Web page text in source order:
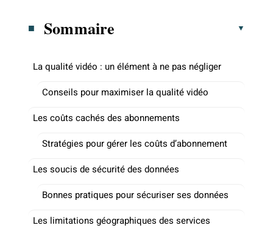
Sommaire
La qualité vidéo : un élément à ne pas négliger
Conseils pour maximiser la qualité vidéo
Les coûts cachés des abonnements
Stratégies pour gérer les coûts d’abonnement
Les soucis de sécurité des données
Bonnes pratiques pour sécuriser ses données
Les limitations géographiques des services